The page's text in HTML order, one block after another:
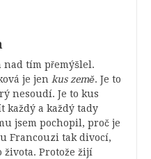
nad tím přemýšlel.
je jen kus země. Je to
nesoudí. Je to kus
každý a každý tady
jsem pochopil, proč je
Francouzi tak divocí,
života. Protože žijí